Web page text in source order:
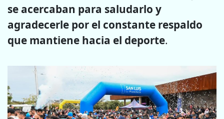
se acercaban para saludarlo y
agradecerle por el constante respaldo
que mantiene hacia el deporte.